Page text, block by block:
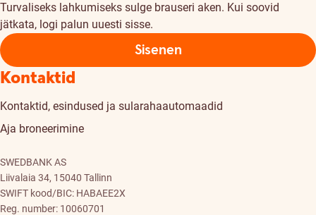
Turvaliseks lahkumiseks sulge brauseri aken. Kui soovid
jätkata, logi palun uuesti sisse.
Sisenen
Kontaktid
Kontaktid, esindused ja sularahaautomaadid
Aja broneerimine
SWEDBANK AS
Liivalaia 34, 15040 Tallinn
SWIFT kood/BIC: HABAEE2X
Reg. number: 10060701